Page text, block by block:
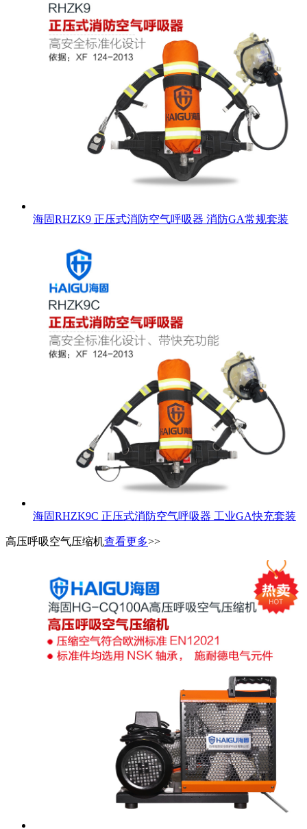
海固RHZK9 正压式消防空气呼吸器 消防GA常规套装
海固RHZK9C 正压式消防空气呼吸器 工业GA快充套装
高压呼吸空气压缩机查看更多>>